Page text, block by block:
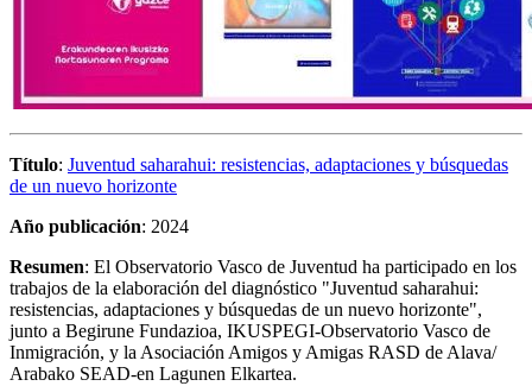
Título: Juventud saharahui: resistencias, adaptaciones y búsquedas
de un nuevo horizonte
Año publicación: 2024
Resumen: El Observatorio Vasco de Juventud ha participado en los
trabajos de la elaboración del diagnóstico "Juventud saharahui:
resistencias, adaptaciones y búsquedas de un nuevo horizonte",
junto a Begirune Fundazioa, IKUSPEGI-Observatorio Vasco de
Inmigración, y la Asociación Amigos y Amigas RASD de Alava/
Arabako SEAD-en Lagunen Elkartea.